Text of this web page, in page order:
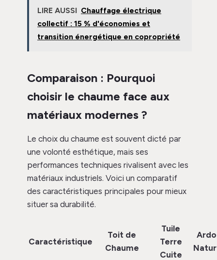
LIRE AUSSI Chauffage électrique
collectif : 15 % d'économies et
transition énergétique en copropriété
Comparaison : Pourquoi
choisir le chaume face aux
matériaux modernes ?
Le choix du chaume est souvent dicté par
une volonté esthétique, mais ses
performances techniques rivalisent avec les
matériaux industriels. Voici un comparatif
des caractéristiques principales pour mieux
situer sa durabilité.
Caractéristique
Toit de
Chaume
Tuile
Terre
Cuite